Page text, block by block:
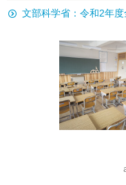
文部科学省：令和2年